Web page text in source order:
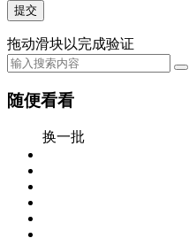
提交
拖动滑块以完成验证
随便看看
换一批